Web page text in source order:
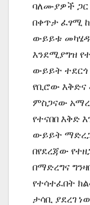
ባለሙያዎች ጋር
በቀጥታ ፈፃሚ
ውይይቱ
እንደሚያግዝ
ውይይት ተደርጎ
የቢሮው እቅድና
ምስጋናው አማረ
የተናበበ እቅድ
ውይይት
በየደረጃው
በማድረግና
የተሳተፈበት
ታሳቢ ያደረገ